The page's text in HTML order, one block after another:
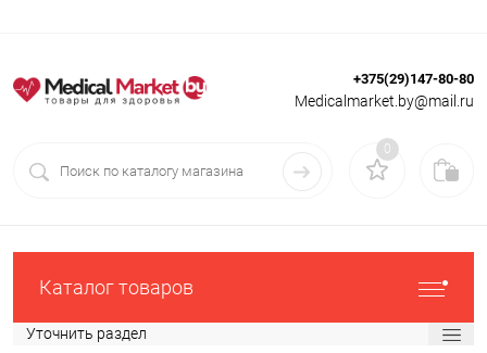
Вход Регистрация
+375(29)147-80-80
Medicalmarket.by@mail.ru
0
Каталог товаров
Уточнить раздел